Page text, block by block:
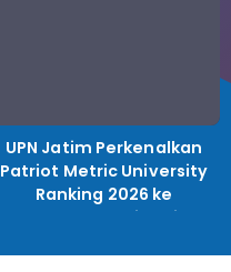
UPN Jatim Perkenalkan
Patriot Metric University
Ranking 2026 ke
Perguruan Tinggi